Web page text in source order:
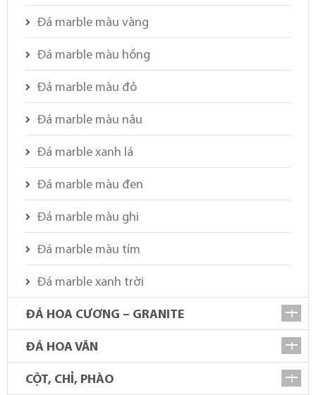
Đá marble màu vàng
Đá marble màu hồng
Đá marble màu đỏ
Đá marble màu nâu
Đá marble xanh lá
Đá marble màu đen
Đá marble màu ghi
Đá marble màu tím
Đá marble xanh trời
ĐÁ HOA CƯƠNG – GRANITE
ĐÁ HOA VĂN
CỘT, CHỈ, PHÀO